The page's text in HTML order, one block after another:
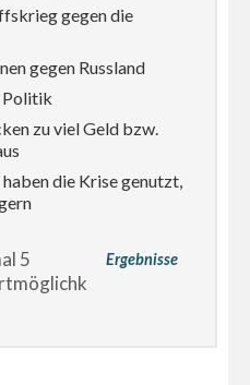
gegen die
gegen Russland
Politik
zu viel Geld bzw.
die Krise genutzt,
Ergebnisse
5